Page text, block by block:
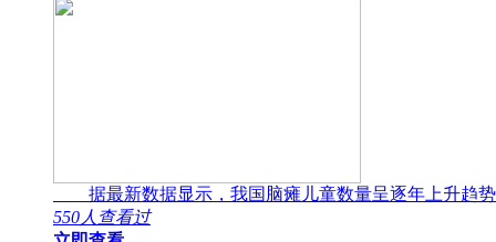
据最新数据显示，我国脑瘫儿童数量呈逐年上升趋势
550人查看过